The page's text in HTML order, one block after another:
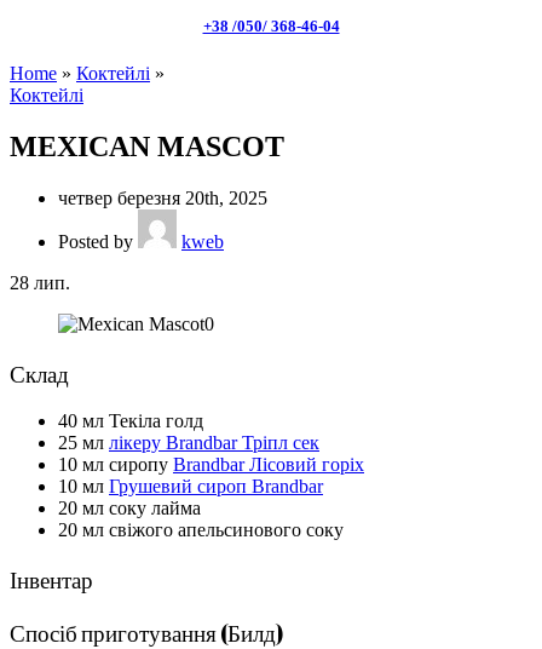
+38 /050/ 368-46-04
Home » Коктейлі »
Коктейлі
MEXICAN MASCOT
четвер березня 20th, 2025
Posted by
kweb
28 лип.
Склад
40 мл Текіла голд
25 мл лікеру Brandbar Тріпл сек
10 мл сиропу Brandbar Лісовий горіх
10 мл Грушевий сироп Brandbar
20 мл соку лайма
20 мл свіжого апельсинового соку
Інвентар
Спосіб приготування (Билд)